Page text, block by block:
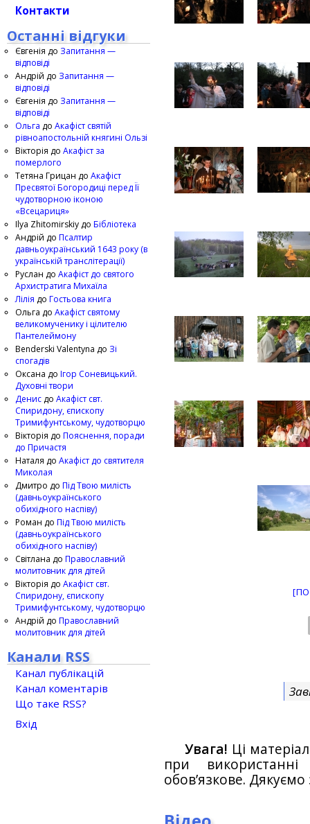
Увага! Ці
при
обов’язкове.
Контакти
Останні відгуки
Євгенія до Запитання —
відповіді
Андрій до Запитання —
відповіді
Євгенія до Запитання —
відповіді
Ольга до Акафіст святій
рівноапостольній княгині Ользі
Вікторія до Акафіст за
померлого
Тетяна Грицан до Акафіст
Пресвятої Богородиці перед Її
чудотворною іконою
«Всецариця»
Ilya Zhitomirskiy до Бібліотека
Андрій до Псалтир
давньоукраїнський 1643 року (в
українській транслітерації)
Руслан до Акафіст до святого
Архистратига Михаїла
Лілія до Гостьова книга
Ольга до Акафіст святому
великомученику і цілителю
Пантелеймону
Benderski Valentyna до Зі
спогадів
Оксана до Ігор Соневицький.
Духовні твори
Денис до Акафіст свт.
Спиридону, єпископу
Тримифунтському, чудотворцю
Вікторія до Пояснення, поради
до Причастя
Наталя до Акафіст до святителя
Миколая
Дмитро до Під Твою милість
(давньоукраїнського
обихідного наспіву)
Роман до Під Твою милість
(давньоукраїнського
обихідного наспіву)
Світлана до Православний
молитовник для дітей
Вікторія до Акафіст свт.
Спиридону, єпископу
Тримифунтському, чудотворцю
Андрій до Православний
молитовник для дітей
Канали RSS
Канал публікацій
Канал коментарів
Що таке RSS?
Вхід